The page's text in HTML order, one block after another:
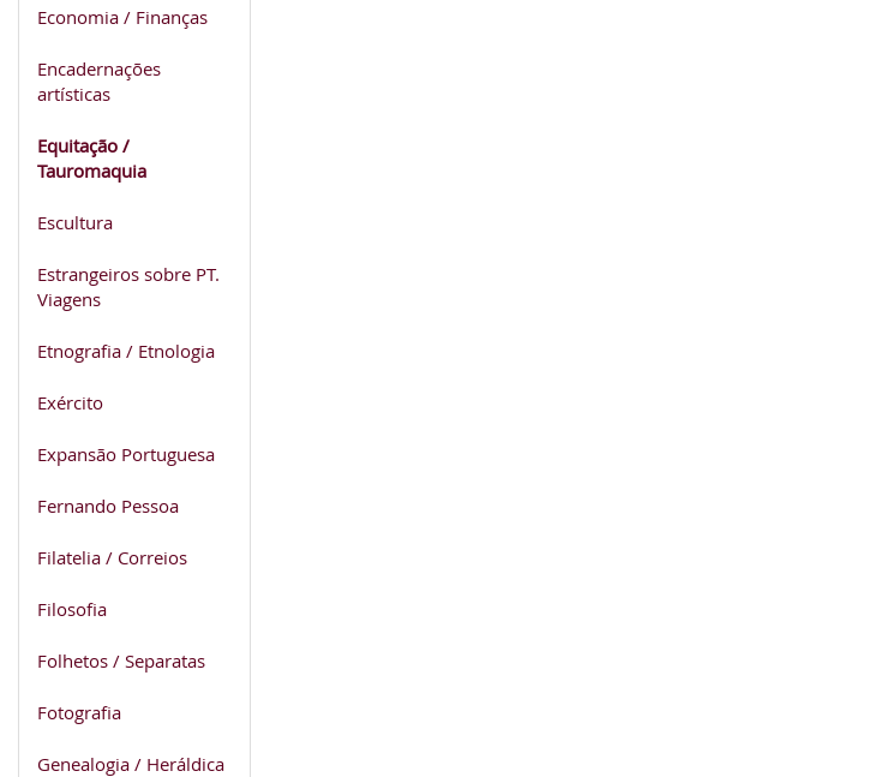
Economia / Finanças
Encadernações
artísticas
Equitação /
Tauromaquia
Escultura
Estrangeiros sobre PT.
Viagens
Etnografia / Etnologia
Exército
Expansão Portuguesa
Fernando Pessoa
Filatelia / Correios
Filosofia
Folhetos / Separatas
Fotografia
Genealogia / Heráldica